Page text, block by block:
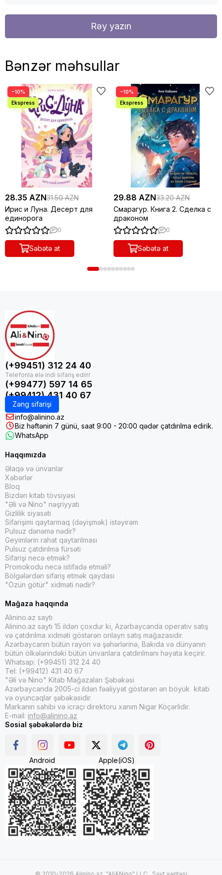
Rəy yazın
Bənzər məhsullar
−10%
28.35 AZN31.50 AZN
Ирис и Луна. Десерт для
единорога
0
Səbətə at
−10%
29.88 AZN33.20 AZN
Смарагур. Книга 2. Сделка с
драконом
0
Səbətə at
(+99451) 312 24 40
(+99477) 597 14 65
(+99412) 431 40 67
Zəng sifarişi
info@alinino.az
Biz həftənin 7 günü, saat 9:00 - 20:00 qədər çatdırılma edirik.
WhatsApp
Haqqımızda
Əlaqə və ünvanlar
Xəbərlər
Bloq
Bizdən kitab tövsiyəsi
"Əli və Nino" nəşriyyatı
Gizlilik siyasəti
Sifarişimi qaytarmaq (dəyişmək) istəyirəm
Pulsuz dənəmə nədir?
Geyimlərin rahat qaytarılması
Pulsuz çatdırılma fürsəti
Sifarişi necə etmək?
Promokodu necə istifadə etməli?
Bölgələrdən sifariş etmək qaydası
"Özün götür" xidməti nədir?
Mağaza haqqında
Alinino.az saytı
Alinino.az saytı 15 ildən çoxdur ki, Azərbaycanda operativ satış
və çatdırılma xidməti göstərən onlayn satış mağazasıdır.
Azərbaycanın bütün rayon və şəhərlərinə, Bakıda və dünyanın
bütün ölkələrindəki bütün ünvanlara çatdırılmanı həyata keçirir.
Whatsap: (+99451) 312 24 40
Tel: (+99412) 431 40 67
"Əli və Nino" Kitab Mağazaları Şəbəkəsi
Azərbaycanda 2005-ci ildən fəaliyyət göstərən ən böyük kitab
və oyuncaqlar şəbəkəsidir.
Markanın sahibi və icraçı direktoru xanım Nigar Köçərlidir.
E-mail: info@alinino.az
Sosial şəbəkələrdə biz
Android Apple(iOS)